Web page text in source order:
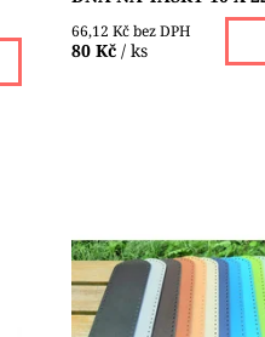
66,12 Kč bez DPH
80 Kč / ks
Dno z eko kůže je
kabelek a tašek z přízí,
šňůr nebo špagátů. Má
otvory ( Ø 4 mm ) pro
práci....